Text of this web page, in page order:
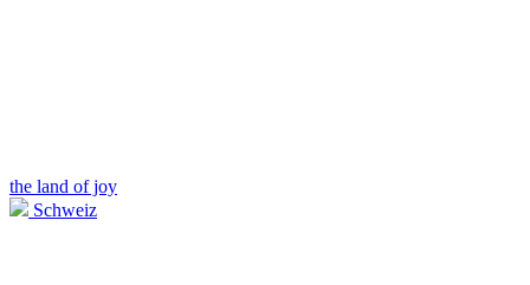
the land of joy
Schweiz